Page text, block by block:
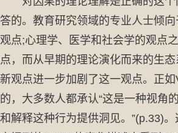
答的。教育研究领域的专业人士倾
观点;心理学、医学和社会学的观点
点，而从早期的理论演化而来的生
新观点进一步加剧了这一观点。正
的，大多数人都承认“这是一种视角
和解释这种行为提供洞见。”(p.33)